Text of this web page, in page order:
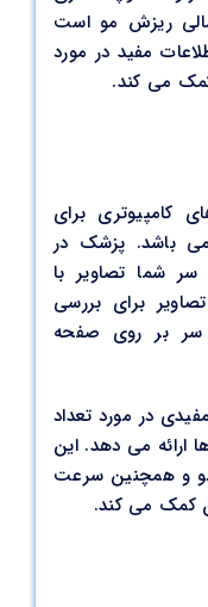
ریزش مو است
مفید در مورد
می کند.
کامپیوتری برای
باشد. پزشک در
شما تصاویر با
برای بررسی
سر بر روی صفحه
در مورد تعداد
می دهد. این
و همچنین سرعت
کمک می کند.